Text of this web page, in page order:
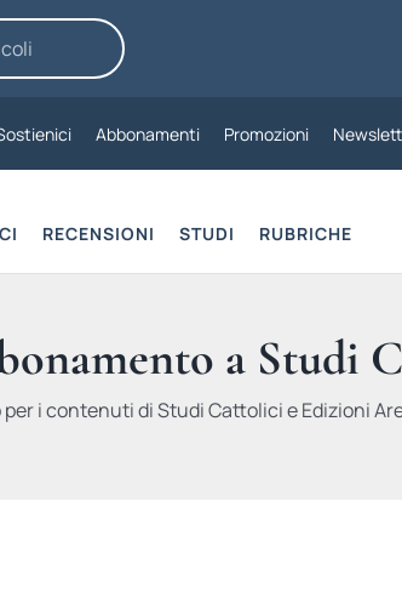
Abbonamenti Promozioni
RECENSIONI STUDI RUBRICHE
a Studi
i contenuti di Studi Cattolici e Edizioni